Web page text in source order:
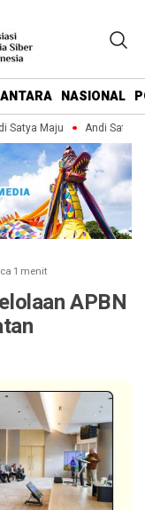
NASIONAL
Maju Andi Satya
1 menit
APBN